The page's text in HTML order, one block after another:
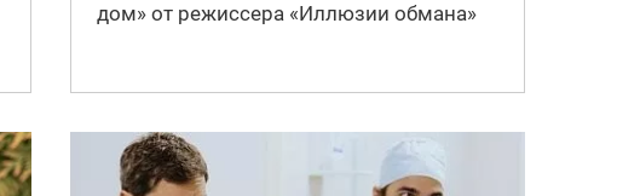
дом» от режиссера «Иллюзии обмана»